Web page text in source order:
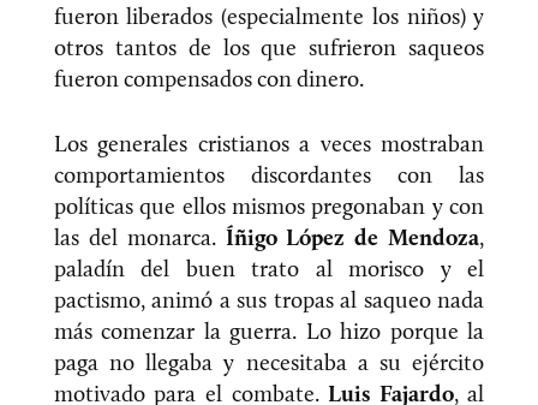
fueron liberados (especialmente los niños) y
otros tantos de los que sufrieron saqueos
fueron compensados con dinero.
Los generales cristianos a veces mostraban
comportamientos discordantes con las
políticas que ellos mismos pregonaban y con
las del monarca. Íñigo López de Mendoza,
paladín del buen trato al morisco y el
pactismo, animó a sus tropas al saqueo nada
más comenzar la guerra. Lo hizo porque la
paga no llegaba y necesitaba a su ejército
motivado para el combate.Luis Fajardo, al